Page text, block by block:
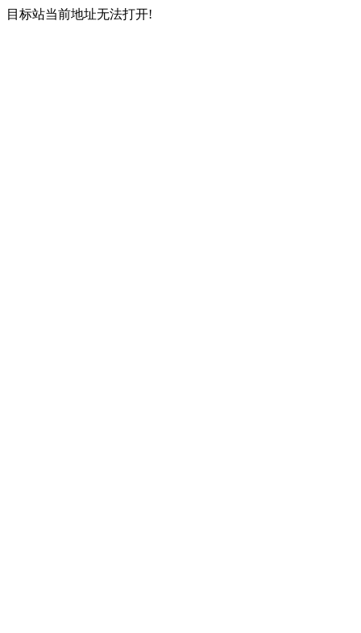
目标站当前地址无法打开!